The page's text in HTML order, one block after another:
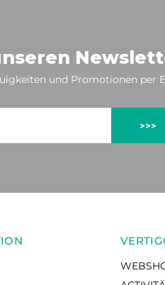
und Promotionen per
>>>